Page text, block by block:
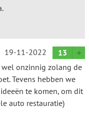
19-11-2022
13
onzinnig zolang de
Tevens hebben we
te komen, om dit
auto restauratie)